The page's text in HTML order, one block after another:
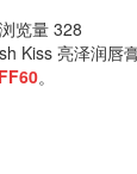
浏览量 328
Kiss 亮泽润唇
。